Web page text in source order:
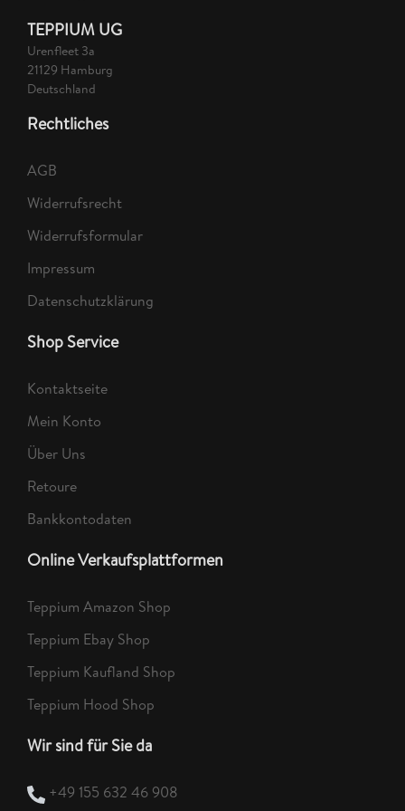
TEPPIUM UG
Urenfleet 3a
21129 Hamburg
Deutschland
Rechtliches
AGB
Widerrufsrecht
Widerrufsformular
Impressum
Datenschutzklärung
Shop Service
Kontaktseite
Mein Konto
Über Uns
Retoure
Bankkontodaten
Online Verkaufsplattformen
Teppium Amazon Shop
Teppium Ebay Shop
Teppium Kaufland Shop
Teppium Hood Shop
Wir sind für Sie da
+49 155 632 46 908